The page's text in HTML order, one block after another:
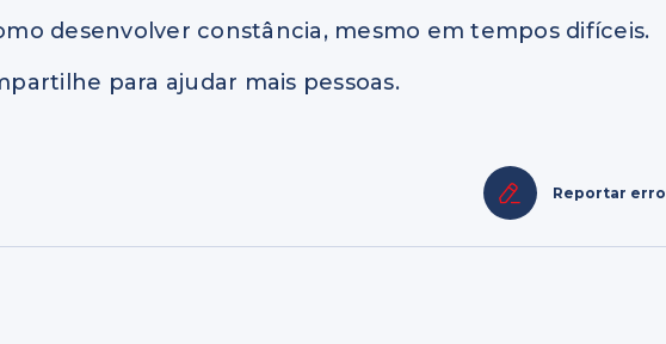
desenvolver constância, mesmo em tempos difíceis.
para ajudar mais pessoas.
Reportar erro